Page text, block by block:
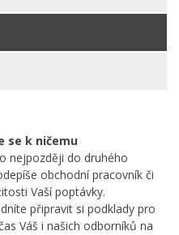
se k ničemu
nejpozději do druhého
obchodní pracovník či
Vaší poptávky.
připravit si podklady pro
Váš i našich odborníků na